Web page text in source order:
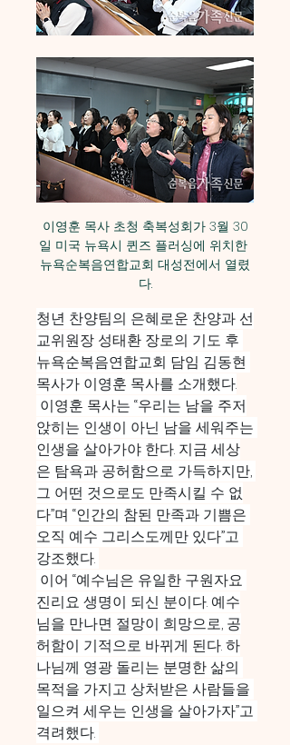
이영훈 목사 초청 축복성회가 3월 30
일 미국 뉴욕시 퀸즈 플러싱에 위치한
뉴욕순복음연합교회 대성전에서 열렸
다.
청년 찬양팀의 은혜로운 찬양과 선
교위원장 성태환 장로의 기도 후
뉴욕순복음연합교회 담임 김동현
목사가 이영훈 목사를 소개했다.
이영훈 목사는 “우리는 남을 주저
앉히는 인생이 아닌 남을 세워주는
인생을 살아가야 한다. 지금 세상
은 탐욕과 공허함으로 가득하지만,
그 어떤 것으로도 만족시킬 수 없
다”며 “인간의 참된 만족과 기쁨은
오직 예수 그리스도께만 있다”고
강조했다.
이어 “예수님은 유일한 구원자요
진리요 생명이 되신 분이다. 예수
님을 만나면 절망이 희망으로, 공
허함이 기적으로 바뀌게 된다. 하
나님께 영광 돌리는 분명한 삶의
목적을 가지고 상처받은 사람들을
일으켜 세우는 인생을 살아가자”고
격려했다.